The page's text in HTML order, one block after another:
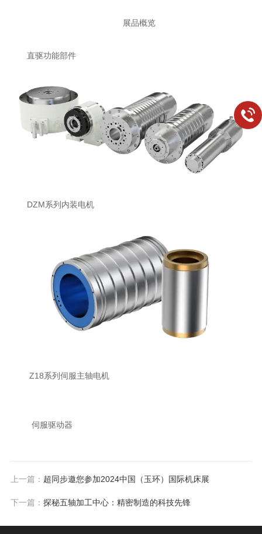
展品概览
直驱功能部件
DZM系列内装电机
Z18系列伺服主轴电机
伺服驱动器
上一篇： 超同步邀您参加2024中国（玉环）国际机床展
下一篇： 探秘五轴加工中心：精密制造的科技先锋